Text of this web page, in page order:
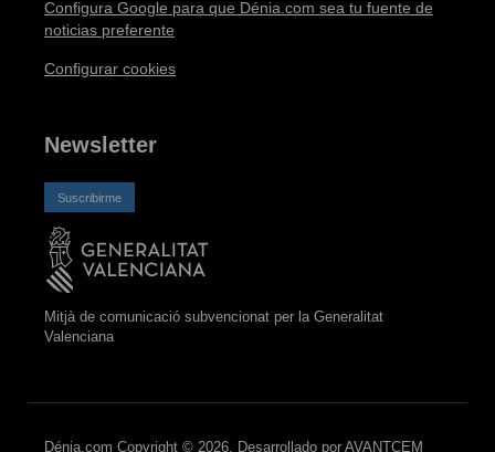
Configura Google para que Dénia.com sea tu fuente de
noticias preferente
Configurar cookies
Newsletter
Suscribirme
Mitjà de comunicació subvencionat per la Generalitat
Valenciana
Dénia.com Copyright © 2026. Desarrollado por AVANTCEM